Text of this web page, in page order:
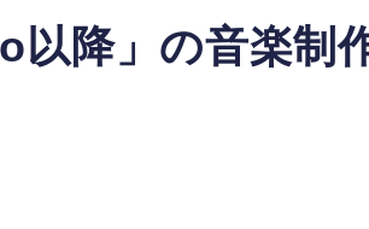
以降」の音楽制